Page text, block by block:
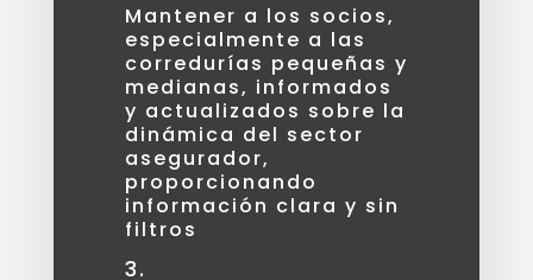
Mantener a los socios,
especialmente a las
corredurías pequeñas y
medianas, informados
y actualizados sobre la
dinámica del sector
asegurador,
proporcionando
información clara y sin
filtros